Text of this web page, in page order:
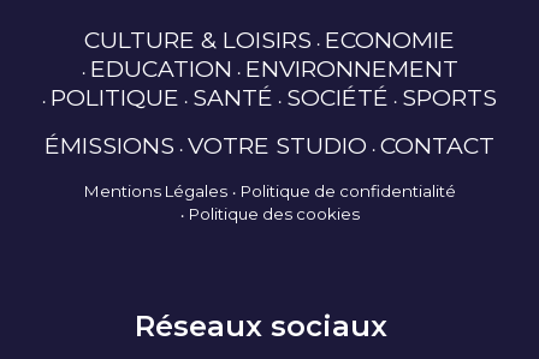
CULTURE & LOISIRS ECONOMIE
EDUCATION ENVIRONNEMENT
POLITIQUE SANTÉ SOCIÉTÉ SPORTS
ÉMISSIONS VOTRE STUDIO CONTACT
Mentions Légales
Politique de confidentialité
Politique des cookies
Réseaux sociaux